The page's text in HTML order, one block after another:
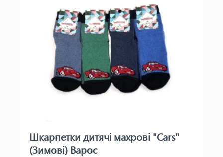
Шкарпетки дитячі махрові "Cars"
(Зимові) Варос